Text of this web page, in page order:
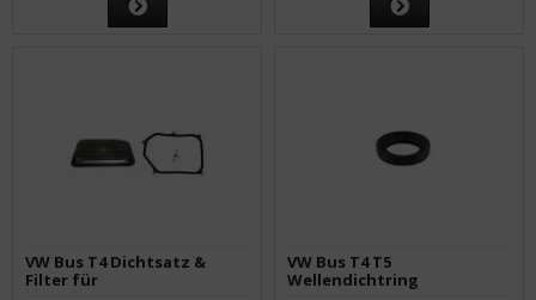
VW Bus T4 Dichtsatz &
Filter für
VW Bus T4 T5
Wellendichtring